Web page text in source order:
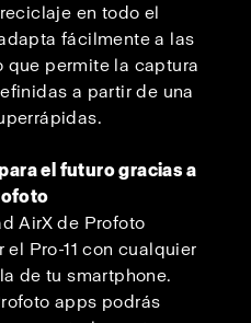
en todo el
fácilmente a las
que permite la captura
a partir de una
el futuro gracias a
AirX de Profoto
Pro-11 con cualquier
de tu smartphone.
apps podrás